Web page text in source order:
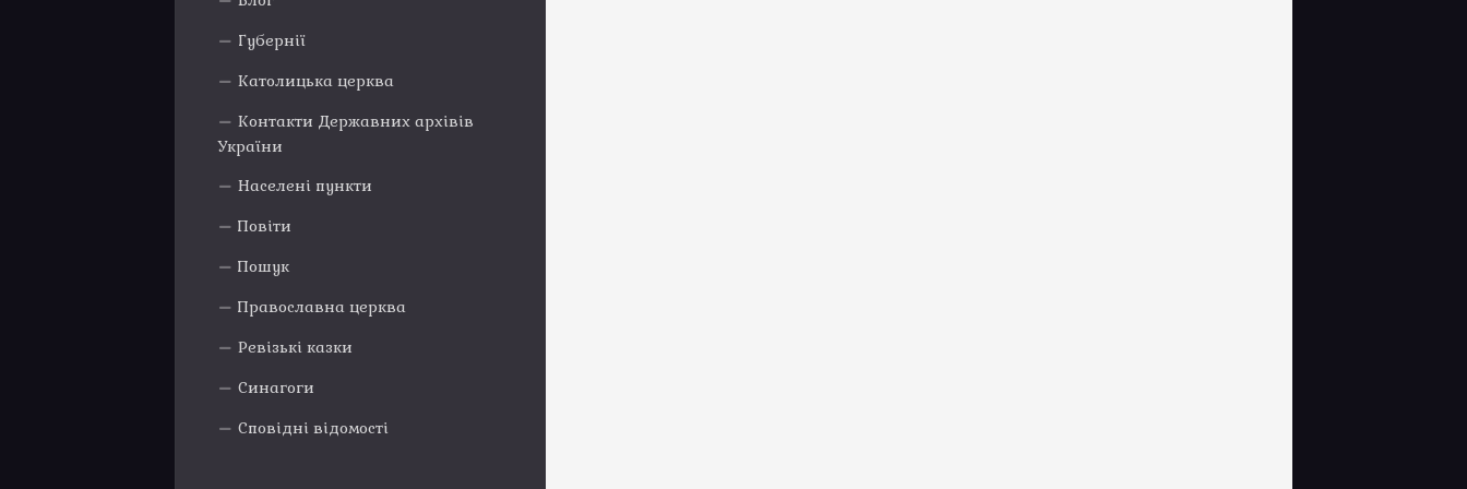
Губернії
Католицька церква
Контакти Державних архівів
України
Населені пункти
Повіти
Пошук
Православна церква
Ревізькі казки
Синагоги
Сповідні відомості